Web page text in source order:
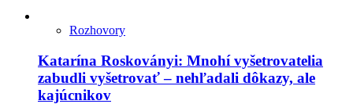
Rozhovory
Katarína Roskoványi: Mnohí vyšetrovatelia
zabudli vyšetrovať – nehľadali dôkazy, ale
kajúcnikov